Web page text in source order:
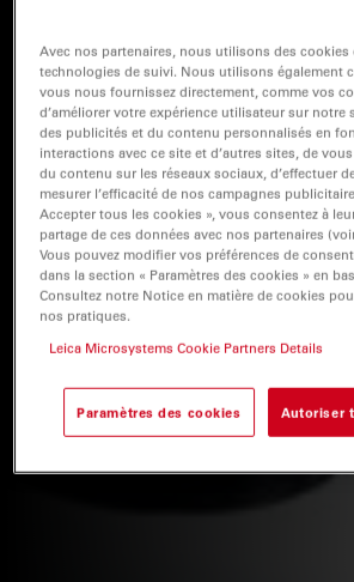
Avec nos partenaires, nous utilisons des cookies
technologies de suivi. Nous utilisons également
vous nous fournissez directement, comme vos
d’améliorer votre expérience utilisateur sur notre
des publicités et du contenu personnalisés en
interactions avec ce site et d’autres sites, de
du contenu sur les réseaux sociaux, d’effectuer
mesurer l’efficacité de nos campagnes
Accepter tous les cookies », vous consentez à
partage de ces données avec nos partenaires
Vous pouvez modifier vos préférences de
dans la section « Paramètres des cookies » en
Consultez notre Notice en matière de cookies
nos pratiques.
Leica Microsystems Cookie Partners Details
Paramètres des cookies Autoriser